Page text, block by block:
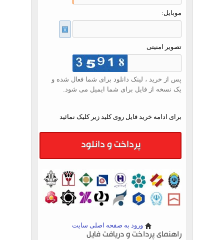
موبایل:
تصویر امنیتی
پس از خرید ، لینک دانلود برای شما فعال شده و
یک نسخه از فایل برای شما ایمیل می شود.
برای ادامه خرید فایل روی کلید زیر کلیک نمائید
پرداخت و دانلود
ورود به صفحه اصلی سایت
راهنمای پرداخت و دریافت فایل